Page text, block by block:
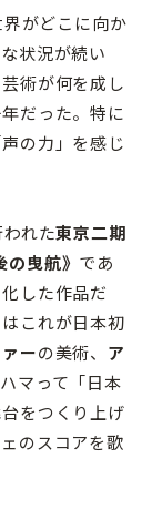
がどこに向か
状況が続い
術が何を成し
だった。特に
の力」を感じ
れた東京二期
曳航》 であ
した作品だ
これが日本初
ーの美術、 ア
マって「日本
をつくり上げ
のスコアを歌